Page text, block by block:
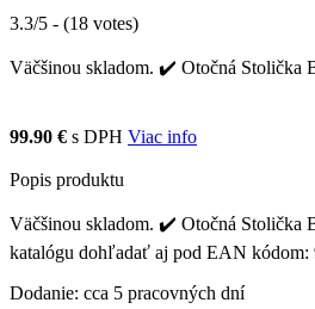
3.3/5 - (18 votes)
Väčšinou skladom. ✔️ Otočná Stolička
99.90 € s DPH Viac info
Popis produktu
Väčšinou skladom. ✔️ Otočná Stolička
katalógu dohľadať aj pod EAN kódom:
Dodanie: cca 5 pracovných dní